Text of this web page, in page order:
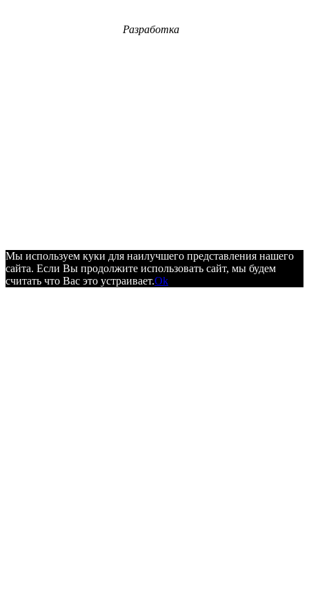
Разработка
Мы используем куки для наилучшего представления нашего
сайта. Если Вы продолжите использовать сайт, мы будем
считать что Вас это устраивает.Ok